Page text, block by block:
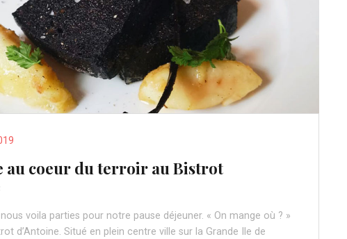
au coeur du terroir au Bistrot
voila parties pour notre pause déjeuner. « On mange où ? »
d’Antoine. Situé en plein centre ville sur la Grande Ile de